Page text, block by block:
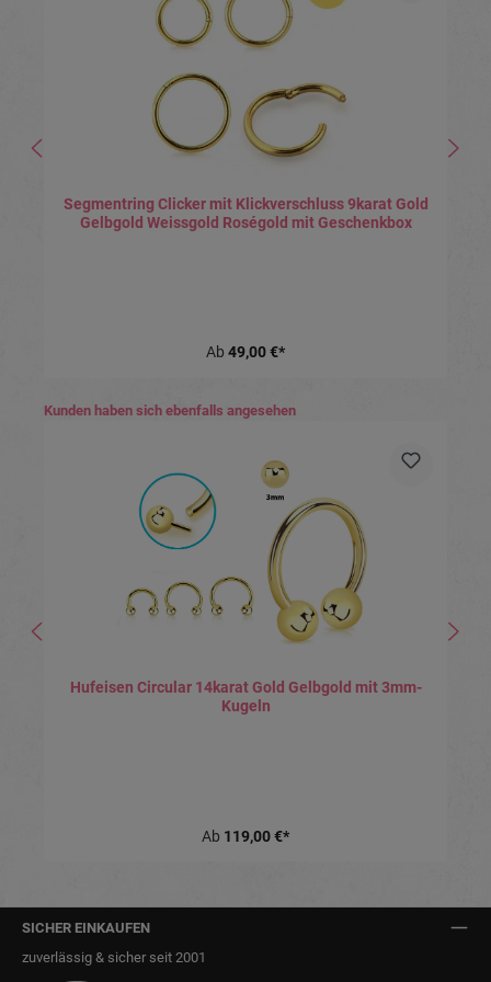
Segmentring Clicker mit Klickverschluss 9karat Gold
Gelbgold Weissgold Roségold mit Geschenkbox
Ab 49,00 €*
Produktgalerie überspringen
Kunden haben sich ebenfalls angesehen
Hufeisen Circular 14karat Gold Gelbgold mit 3mm-
Kugeln
Ab 119,00 €*
SICHER EINKAUFEN
zuverlässig & sicher seit 2001